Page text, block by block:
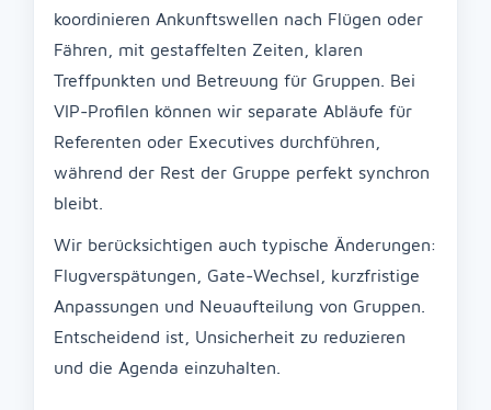
koordinieren Ankunftswellen nach Flügen oder
Fähren, mit gestaffelten Zeiten, klaren
Treffpunkten und Betreuung für Gruppen. Bei
VIP-Profilen können wir separate Abläufe für
Referenten oder Executives durchführen,
während der Rest der Gruppe perfekt synchron
bleibt.
Wir berücksichtigen auch typische Änderungen:
Flugverspätungen, Gate-Wechsel, kurzfristige
Anpassungen und Neuaufteilung von Gruppen.
Entscheidend ist, Unsicherheit zu reduzieren
und die Agenda einzuhalten.